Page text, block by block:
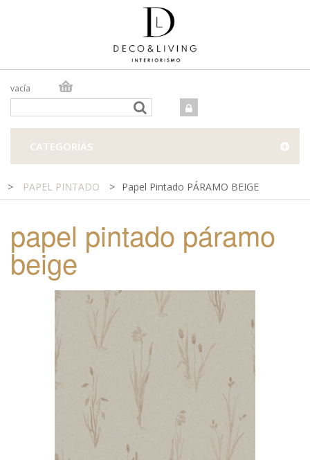
vacía
TIENDA FÍSICA
CATEGORÍAS
> PAPEL PINTADO > Papel Pintado PÁRAMO BEIGE
papel pintado páramo
beige